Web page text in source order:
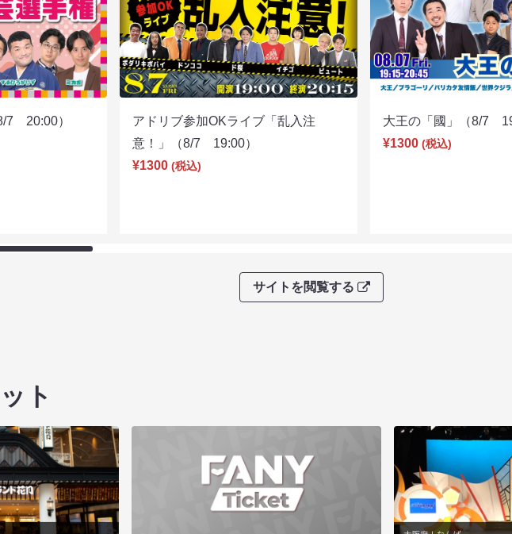
7 20:00）
アドリブ参加OKライブ「乱入注
意！」（8/7 19:00）
¥1300 (税込)
大王の「國」（8/7
¥1300 (税込)
サイトを閲覧する
ト